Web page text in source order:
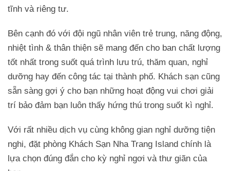
tĩnh và riêng tư.
Bên cạnh đó với đội ngũ nhân viên trẻ trung, năng động,
nhiệt tình & thân thiện sẽ mang đến cho ban chất lượng
tốt nhất trong suốt quá trình lưu trú, thăm quan, nghỉ
dưỡng hay đến công tác tại thành phố. Khách sạn cũng
sẵn sàng gợi ý cho bạn những hoạt động vui chơi giải
trí bảo đảm bạn luôn thấy hứng thú trong suốt kì nghỉ.
Với rất nhiều dịch vụ cùng không gian nghỉ dưỡng tiện
nghi, đặt phòng Khách Sạn Nha Trang Island chính là
lựa chọn đúng đắn cho kỳ nghỉ ngơi và thư giãn của